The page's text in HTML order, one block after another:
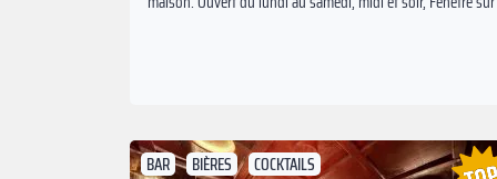
BAR BIÈRES COCKTAILS